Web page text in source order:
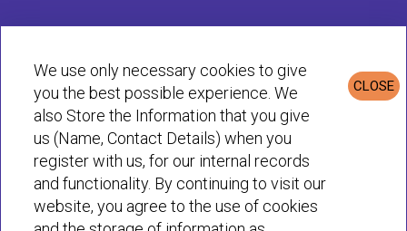
Πολιτική Απορρήτου & Cookies
© Habit 2001-2025 All rights reserved
CLOSE
We use only necessary cookies to give
you the best possible experience. We
also Store the Information that you give
us (Name, Contact Details) when you
register with us, for our internal records
and functionality. By continuing to visit our
website, you agree to the use of cookies